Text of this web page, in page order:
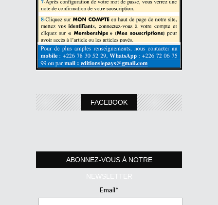
FACEBOOK
ABONNEZ-VOUS À NOTRE
NEWSLETTER
Email*